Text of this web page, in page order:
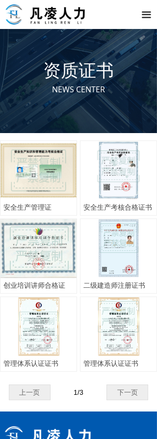
끀
资质证书
NEWS CENTER
安全生产管理证 安全生产考核合格证书
创业培训讲师合格证 二级建造师注册证书
管理体系认证证书 管理体系认证证书
上一页 下一页
1/3